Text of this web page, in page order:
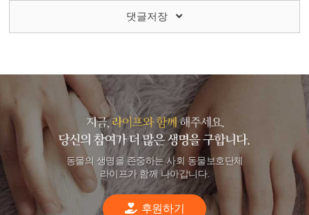
댓글저장
동물의 생명을 존중하는 사회 동물보호단체
라이프가 함께 나아갑니다.
후원하기